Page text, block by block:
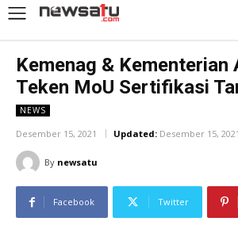
Kemenag & Kementerian
Teken MoU Sertifikasi
NEWS
Desember 15, 2021 Updated: Desember 15, 2021
By newsatu
Facebook Twitter